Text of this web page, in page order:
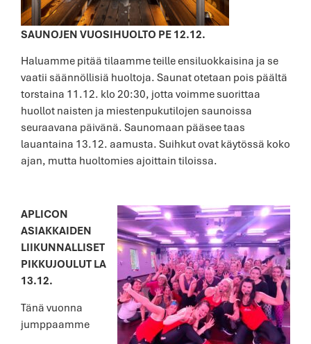
SAUNOJEN VUOSIHUOLTO PE 12.12.
Haluamme pitää tilaamme teille ensiluokkaisina ja se
vaatii säännöllisiä huoltoja. Saunat otetaan pois päältä
torstaina 11.12. klo 20:30, jotta voimme suorittaa
huollot naisten ja miestenpukutilojen saunoissa
seuraavana päivänä. Saunomaan pääsee taas
lauantaina 13.12. aamusta. Suihkut ovat käytössä koko
ajan, mutta huoltomies ajoittain tiloissa.
APLICON
ASIAKKAIDEN
LIIKUNNALLISET
PIKKUJOULUT LA
13.12.
Tänä vuonna
jumppaamme